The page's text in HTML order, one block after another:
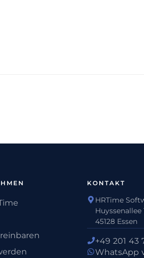
KONTAKT
HRTime
Huyssenallee
45128 Essen
+49 201 43
WhatsApp